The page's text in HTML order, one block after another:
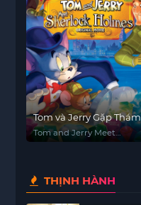
Tom và Jerry Gặp Thám
Tử Sherlock Holmes
Tom and Jerry Meet
THỊNH HÀNH